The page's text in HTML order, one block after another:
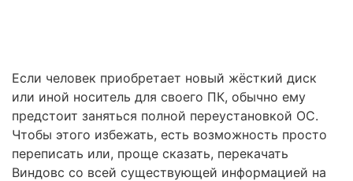
Если человек приобретает новый жёсткий диск
или иной носитель для своего ПК, обычно ему
предстоит заняться полной переустановкой ОС.
Чтобы этого избежать, есть возможность просто
переписать или, проще сказать, перекачать
Виндовс со всей существующей информацией на